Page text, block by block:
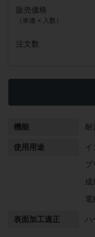
販売価格
（単価 × 入数）
注文数
耐
イ
プ
成
電
表面加工適正 ハ